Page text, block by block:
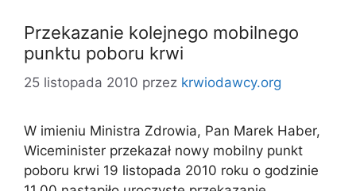
Przekazanie kolejnego mobilnego
punktu poboru krwi
25 listopada 2010 przez krwiodawcy.org
W imieniu Ministra Zdrowia, Pan Marek Haber,
Wiceminister przekazał nowy mobilny punkt
poboru krwi 19 listopada 2010 roku o godzinie